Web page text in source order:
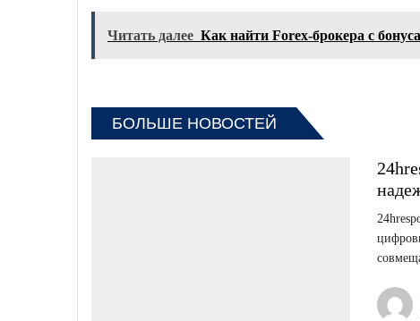
Читать далее Как найти Forex-брокера с
БОЛЬШЕ НОВОСТЕЙ